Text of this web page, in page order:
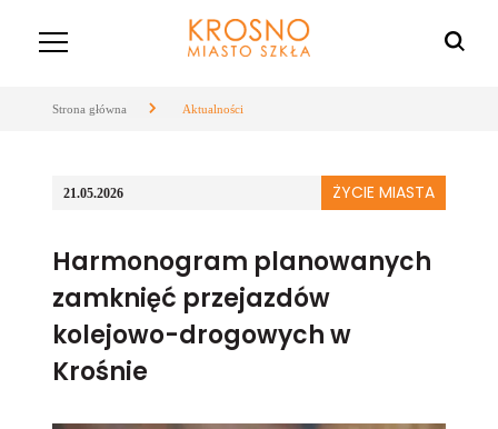
Strona główna Aktualności
21.05.2026 ŻYCIE MIASTA
Harmonogram planowanych
zamknięć przejazdów
kolejowo-drogowych w
Krośnie